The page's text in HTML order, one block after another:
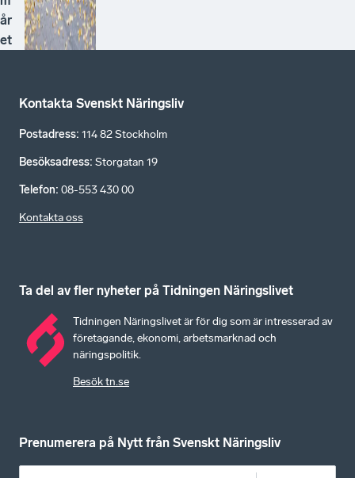
år
et
Kontakta Svenskt Näringsliv
Postadress: 114 82 Stockholm
Besöksadress: Storgatan 19
Telefon: 08-553 430 00
Kontakta oss
Ta del av fler nyheter på Tidningen Näringslivet
Tidningen Näringslivet är för dig som är intresserad av
företagande, ekonomi, arbetsmarknad och
näringspolitik.
Besök tn.se
Prenumerera på Nytt från Svenskt Näringsliv